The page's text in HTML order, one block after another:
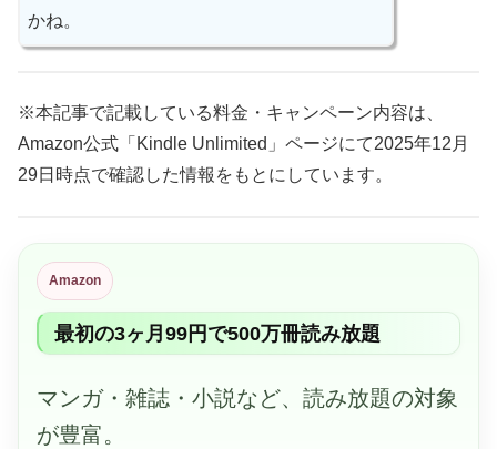
かね。
※本記事で記載している料金・キャンペーン内容は、
Amazon公式「Kindle Unlimited」ページにて2025年12月
29日時点で確認した情報をもとにしています。
Amazon
最初の3ヶ月99円で500万冊読み放題
マンガ・雑誌・小説など、読み放題の対象
が豊富。